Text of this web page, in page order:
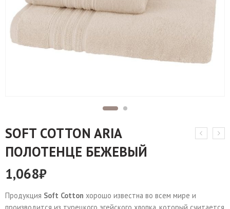
SOFT СOTTON ARIA
ПОЛОТЕНЦЕ БЕЖЕВЫЙ
1,068₽
Продукция Soft Cotton хорошо известна во всем мире и